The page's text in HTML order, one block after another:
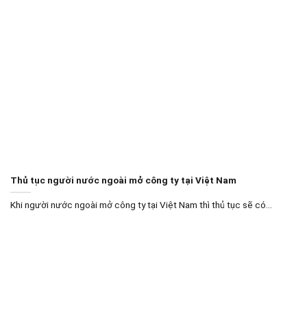
Thủ tục người nước ngoài mở công ty tại Việt Nam
Khi người nước ngoài mở công ty tại Việt Nam thì thủ tục sẽ có...